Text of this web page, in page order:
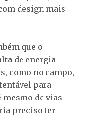
design mais
que o
de energia
como no campo,
para
de vias
preciso ter